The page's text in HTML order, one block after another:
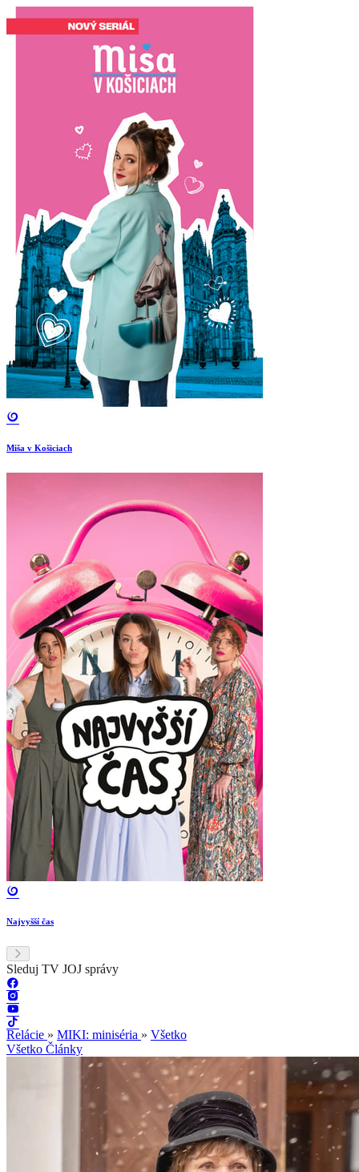
Miša v Košiciach
Najvyšší čas
Sleduj TV JOJ správy
Relácie » MIKI: miniséria » Všetko
Všetko Články